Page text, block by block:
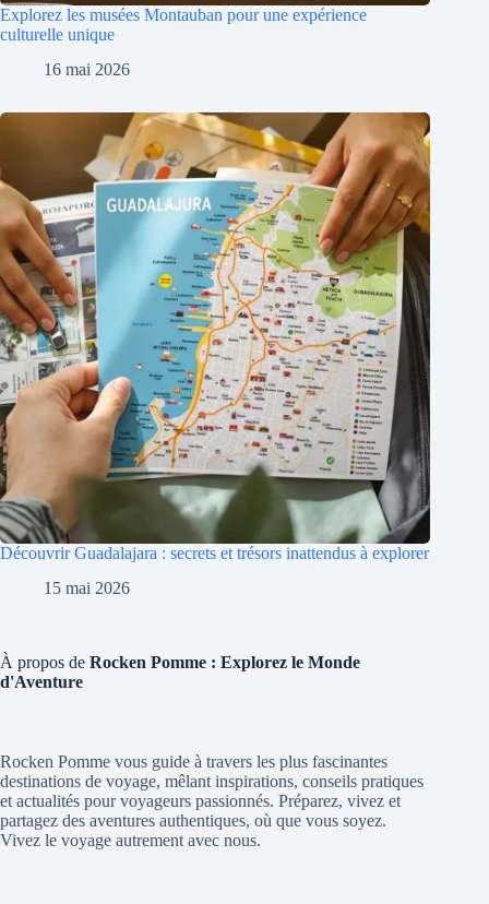
Explorez les musées Montauban pour une expérience
culturelle unique
16 mai 2026
Découvrir Guadalajara : secrets et trésors inattendus à explorer
15 mai 2026
À propos de Rocken Pomme : Explorez le Monde
d'Aventure
Rocken Pomme vous guide à travers les plus fascinantes
destinations de voyage, mêlant inspirations, conseils pratiques
et actualités pour voyageurs passionnés. Préparez, vivez et
partagez des aventures authentiques, où que vous soyez.
Vivez le voyage autrement avec nous.